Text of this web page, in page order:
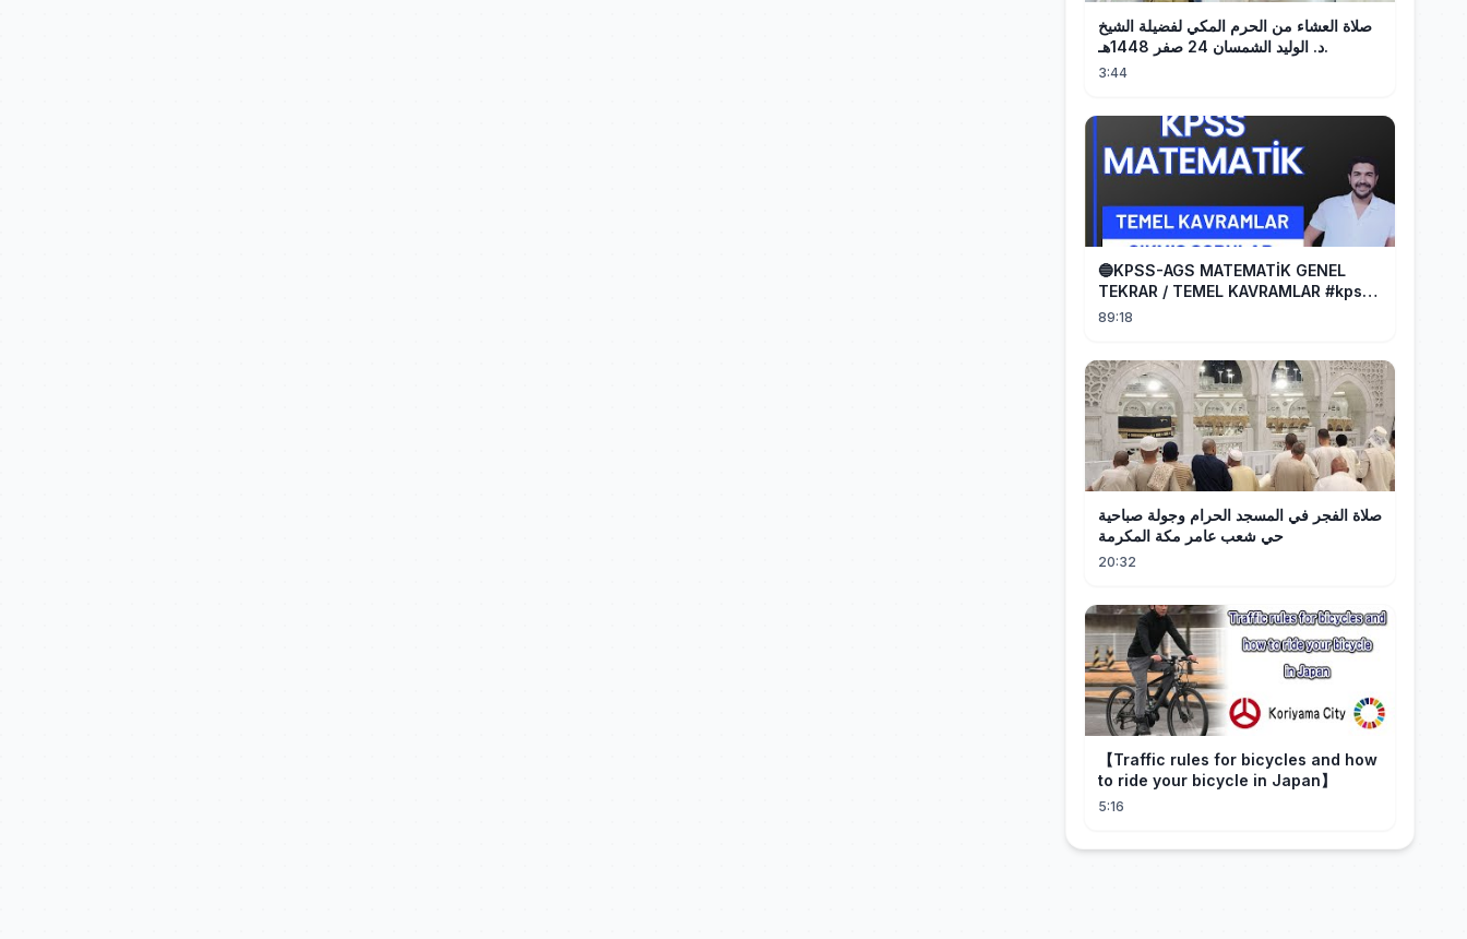
صلاة العشاء من الحرم المكي لفضيلة الشيخ
د. الوليد الشمسان 24 صفر 1448هـ.
3:44
🔵KPSS-AGS MATEMATİK GENEL
TEKRAR / TEMEL KAVRAMLAR #kpss
#ags
89:18
صلاة الفجر في المسجد الحرام وجولة صباحية
حي شعب عامر مكة المكرمة
20:32
【Traffic rules for bicycles and how
to ride your bicycle in Japan】
5:16